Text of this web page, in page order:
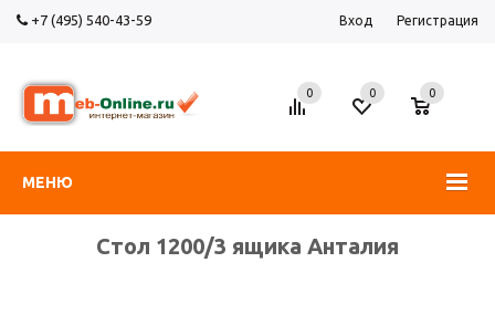
+7 (495) 540-43-59 Вход Регистрация
МЕНЮ
0 0
0
Стол 1200/3 ящика Анталия